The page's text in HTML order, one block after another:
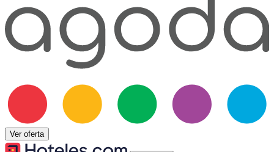
Ver oferta